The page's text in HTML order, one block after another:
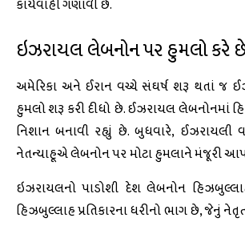
કાર્યવાહી ગણાવી છે.
ઇઝરાયલ લેબનોન પર હુમલો કરે
અમેરિકા અને ઈરાન વચ્ચે સંઘર્ષ શરૂ થતાં જ
હુમલો શરૂ કરી દીધો છે. ઈઝરાયલ લેબનોનમાં
નિશાન બનાવી રહ્યું છે. બુધવારે, ઈઝરાયલી
નેતન્યાહૂએ લેબનોન પર મોટા હુમલાને મંજૂરી
ઇઝરાયલનો પાડોશી દેશ લેબનોન હિઝબુલ્લાહ
હિઝબુલ્લાહ પ્રતિકારના ધરીનો ભાગ છે, જેનું